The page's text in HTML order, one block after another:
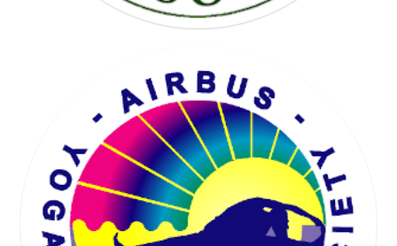
KARTING SOCIETY